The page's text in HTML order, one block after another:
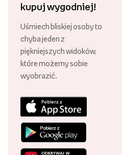
kupuj wygodniej!
Uśmiech bliskiej osoby to
chyba jeden z
piękniejszych widoków,
które możemy sobie
wyobrazić.